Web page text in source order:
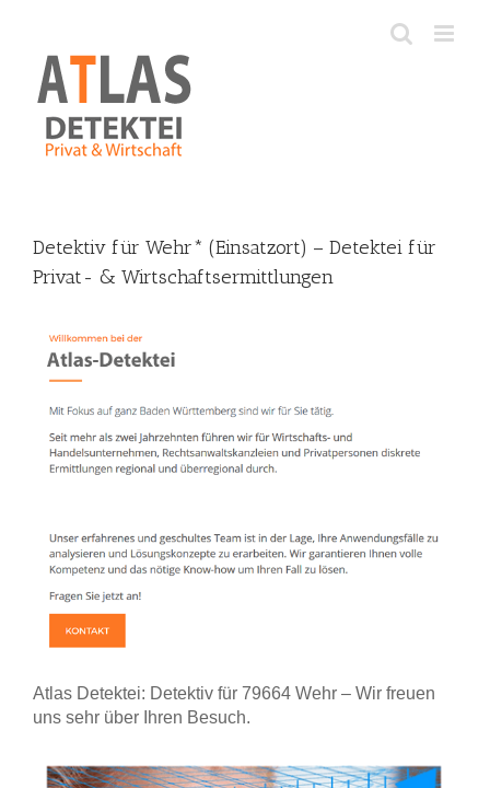
content
Detektiv für Wehr* (Einsatzort) – Detektei für
Privat- & Wirtschaftsermittlungen
Atlas Detektei: Detektiv für 79664 Wehr – Wir freuen
uns sehr über Ihren Besuch.